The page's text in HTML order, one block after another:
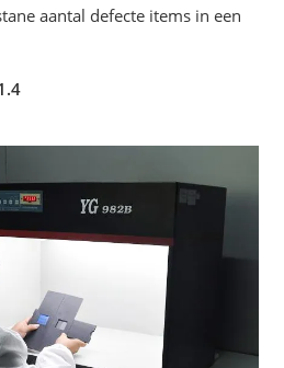
aantal defecte items in een